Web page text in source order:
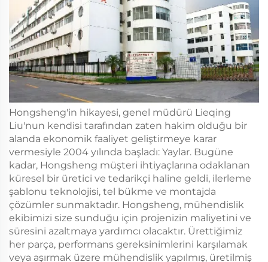
Hongsheng'in hikayesi, genel müdürü Lieqing
Liu'nun kendisi tarafından zaten hakim olduğu bir
alanda ekonomik faaliyet geliştirmeye karar
vermesiyle 2004 yılında başladı: Yaylar. Bugüne
kadar, Hongsheng müşteri ihtiyaçlarına odaklanan
küresel bir üretici ve tedarikçi haline geldi, ilerleme
şablonu teknolojisi, tel bükme ve montajda
çözümler sunmaktadır. Hongsheng, mühendislik
ekibimizi size sunduğu için projenizin maliyetini ve
süresini azaltmaya yardımcı olacaktır. Ürettiğimiz
her parça, performans gereksinimlerini karşılamak
veya aşırmak üzere mühendislik yapılmış, üretilmiş